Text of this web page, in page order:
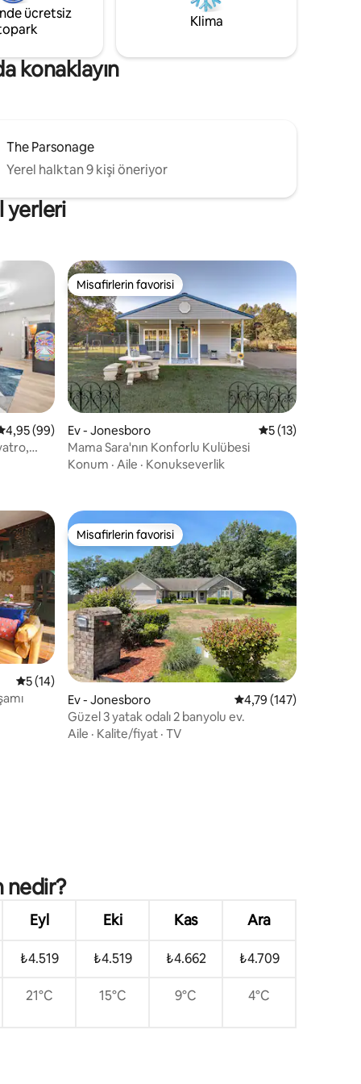
kişiye
deneyimleyeceksiniz.
ücretsiz
Klima
konaklayın
The Parsonage
Yerel halktan 9 kişi öneriyor
yerleri
arasında
üzerinden ortalama 4,95 puan, 99 değerlendirme
4,95 (99)
Misafirlerin favorisi
Misafirlerin favorisi
Ev - Jonesboro 5 üzerinden
5 (13)
Mama Sara'nın Konforlu Kulübesi
Konum · Aile · Konukseverlik
5 üzerinden ortalama 5 puan, 14 değerlendirme
5 (14)
Misafirlerin favorisi
Misafirlerin favorisi
Ev - Jonesboro 5 üzerinden ortalama
4,79 (147)
Güzel 3 yatak odalı 2 banyolu ev.
Aile · Kalite/fiyat · TV
nedir?
Eyl Eki Kas Ara
₺4.519 ₺4.519 ₺4.662 ₺4.709
21°C 15°C 9°C 4°C